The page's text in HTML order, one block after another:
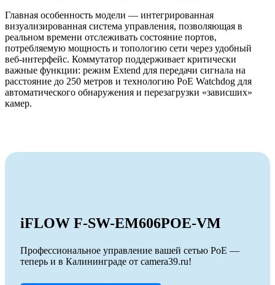
Главная особенность модели — интегрированная
визуализированная система управления, позволяющая в
реальном времени отслеживать состояние портов,
потребляемую мощность и топологию сети через удобный
веб-интерфейс. Коммутатор поддерживает критически
важные функции: режим Extend для передачи сигнала на
расстояние до 250 метров и технологию PoE Watchdog для
автоматического обнаружения и перезагрузки «зависших»
камер.
iFLOW F-SW-EM606POE-VM
Профессиональное управление вашей сетью PoE —
теперь и в Калининграде от camera39.ru!